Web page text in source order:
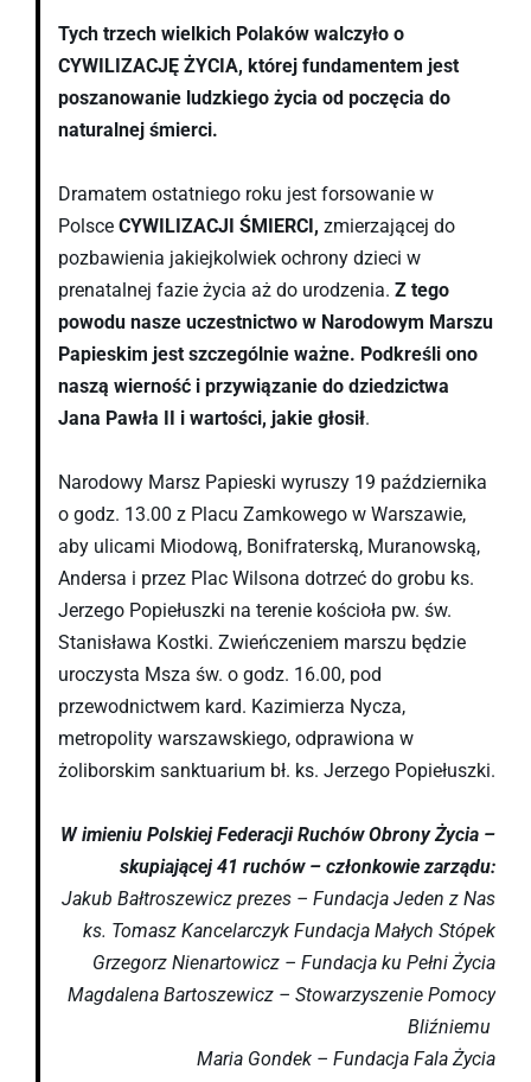
Tych trzech wielkich Polaków walczyło o
CYWILIZACJĘ ŻYCIA, której fundamentem jest
poszanowanie ludzkiego życia od poczęcia do
naturalnej śmierci.
Dramatem ostatniego roku jest forsowanie w
Polsce CYWILIZACJI ŚMIERCI, zmierzającej do
pozbawienia jakiejkolwiek ochrony dzieci w
prenatalnej fazie życia aż do urodzenia. Z tego
powodu nasze uczestnictwo w Narodowym Marszu
Papieskim jest szczególnie ważne. Podkreśli ono
naszą wierność i przywiązanie do dziedzictwa
Jana Pawła II i wartości, jakie głosił.
Narodowy Marsz Papieski wyruszy 19 października
o godz. 13.00 z Placu Zamkowego w Warszawie,
aby ulicami Miodową, Bonifraterską, Muranowską,
Andersa i przez Plac Wilsona dotrzeć do grobu ks.
Jerzego Popiełuszki na terenie kościoła pw. św.
Stanisława Kostki. Zwieńczeniem marszu będzie
uroczysta Msza św. o godz. 16.00, pod
przewodnictwem kard. Kazimierza Nycza,
metropolity warszawskiego, odprawiona w
żoliborskim sanktuarium bł. ks. Jerzego Popiełuszki.
W imieniu Polskiej Federacji Ruchów Obrony Życia –
skupiającej 41 ruchów – członkowie zarządu:
Jakub Bałtroszewicz prezes – Fundacja Jeden z Nas
ks. Tomasz Kancelarczyk Fundacja Małych Stópek
Grzegorz Nienartowicz – Fundacja ku Pełni Życia
Magdalena Bartoszewicz – Stowarzyszenie Pomocy
Bliźniemu
Maria Gondek – Fundacja Fala Życia